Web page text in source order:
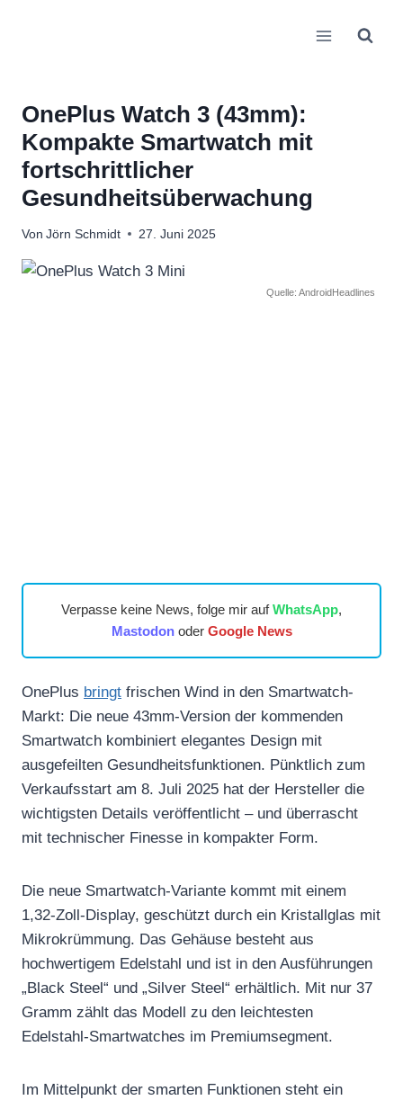
OnePlus Watch 3 (43mm):
Kompakte Smartwatch mit
fortschrittlicher
Gesundheitsüberwachung
Von Jörn Schmidt 27. Juni 2025
Quelle: AndroidHeadlines
Verpasse keine News, folge mir aufWhatsApp,
Mastodonoder Google News
OnePlus bringt frischen Wind in den Smartwatch-
Markt: Die neue 43mm-Version der kommenden
Smartwatch kombiniert elegantes Design mit
ausgefeilten Gesundheitsfunktionen. Pünktlich zum
Verkaufsstart am 8. Juli 2025 hat der Hersteller die
wichtigsten Details veröffentlicht – und überrascht
mit technischer Finesse in kompakter Form.
Die neue Smartwatch-Variante kommt mit einem
1,32-Zoll-Display, geschützt durch ein Kristallglas mit
Mikrokrümmung. Das Gehäuse besteht aus
hochwertigem Edelstahl und ist in den Ausführungen
„Black Steel“ und „Silver Steel“ erhältlich. Mit nur 37
Gramm zählt das Modell zu den leichtesten
Edelstahl-Smartwatches im Premiumsegment.
Im Mittelpunkt der smarten Funktionen steht ein